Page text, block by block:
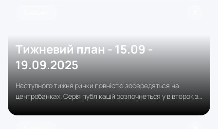
Тижневий план - 15.09 -
19.09.2025
Наступного тижня ринки повністю зосередяться на
центробанках. Серія публікацій розпочнеться у вівторок зі
заробітних плат, рівень безробіття і кількість заявників на